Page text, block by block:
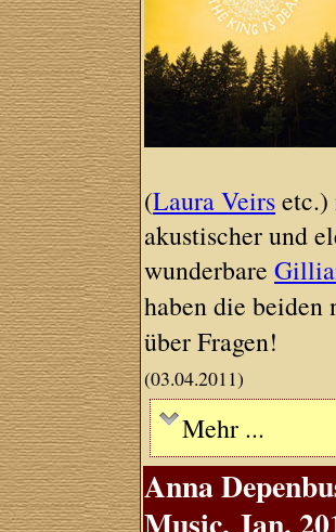
(Laura Veirsetc.)
akustischer und
wunderbare
haben die
über Fragen!
(03.04.2011)
Mehr ...
Anna
Music, Jan.